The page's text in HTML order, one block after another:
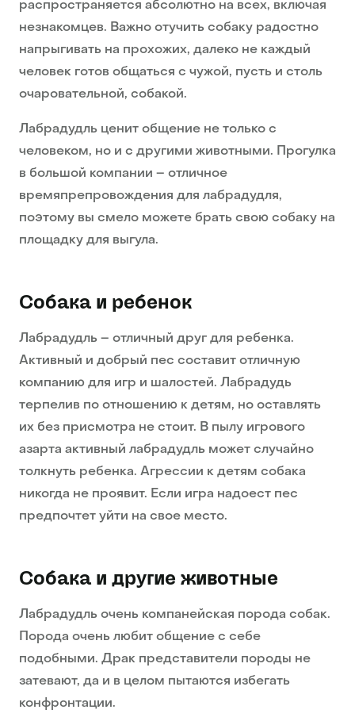
распространяется абсолютно на всех, включая
незнакомцев. Важно отучить собаку радостно
напрыгивать на прохожих, далеко не каждый
человек готов общаться с чужой, пусть и столь
очаровательной, собакой.
Лабрадудль ценит общение не только с
человеком, но и с другими животными. Прогулка
в большой компании – отличное
времяпрепровождения для лабрадудля,
поэтому вы смело можете брать свою собаку на
площадку для выгула.
Собака и ребенок
Лабрадудль – отличный друг для ребенка.
Активный и добрый пес составит отличную
компанию для игр и шалостей. Лабрадудь
терпелив по отношению к детям, но оставлять
их без присмотра не стоит. В пылу игрового
азарта активный лабрадудль может случайно
толкнуть ребенка. Агрессии к детям собака
никогда не проявит. Если игра надоест пес
предпочтет уйти на свое место.
Собака и другие животные
Лабрадудль очень компанейская порода собак.
Порода очень любит общение с себе
подобными. Драк представители породы не
затевают, да и в целом пытаются избегать
конфронтации.